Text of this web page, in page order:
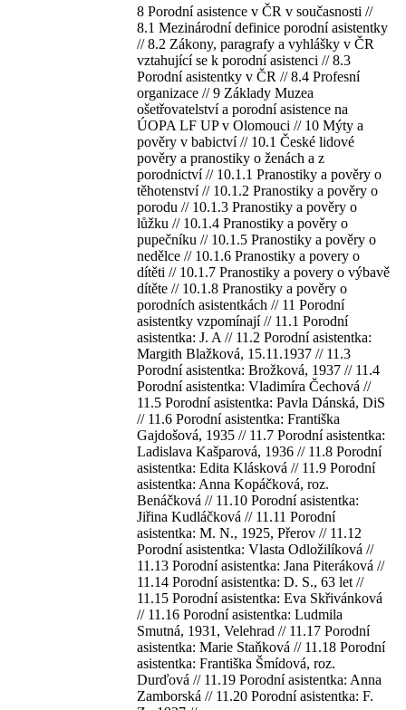
8 Porodní asistence v ČR v současnosti //
8.1 Mezinárodní definice porodní asistentky
// 8.2 Zákony, paragrafy a vyhlášky v ČR
vztahující se k porodní asistenci // 8.3
Porodní asistentky v ČR // 8.4 Profesní
organizace // 9 Základy Muzea
ošetřovatelství a porodní asistence na
ÚOPA LF UP v Olomouci // 10 Mýty a
pověry v babictví // 10.1 České lidové
pověry a pranostiky o ženách a z
porodnictví // 10.1.1 Pranostiky a pověry o
těhotenství // 10.1.2 Pranostiky a pověry o
porodu // 10.1.3 Pranostiky a pověry o
lůžku // 10.1.4 Pranostiky a pověry o
pupečníku // 10.1.5 Pranostiky a pověry o
nedělce // 10.1.6 Pranostiky a povery o
dítěti // 10.1.7 Pranostiky a povery o výbavě
dítěte // 10.1.8 Pranostiky a pověry o
porodních asistentkách // 11 Porodní
asistentky vzpomínají // 11.1 Porodní
asistentka: J. A // 11.2 Porodní asistentka:
Margith Blažková, 15.11.1937 // 11.3
Porodní asistentka: Brožková, 1937 // 11.4
Porodní asistentka: Vladimíra Čechová //
11.5 Porodní asistentka: Pavla Dánská, DiS
// 11.6 Porodní asistentka: Františka
Gajdošová, 1935 // 11.7 Porodní asistentka:
Ladislava Kašparová, 1936 // 11.8 Porodní
asistentka: Edita Klásková // 11.9 Porodní
asistentka: Anna Kopáčková, roz.
Benáčková // 11.10 Porodní asistentka:
Jiřina Kudláčková // 11.11 Porodní
asistentka: M. N., 1925, Přerov // 11.12
Porodní asistentka: Vlasta Odložilíková //
11.13 Porodní asistentka: Jana Piteráková //
11.14 Porodní asistentka: D. S., 63 let //
11.15 Porodní asistentka: Eva Skřivánková
// 11.16 Porodní asistentka: Ludmila
Smutná, 1931, Velehrad // 11.17 Porodní
asistentka: Marie Staňková // 11.18 Porodní
asistentka: Františka Šmídová, roz.
Durďová // 11.19 Porodní asistentka: Anna
Zamborská // 11.20 Porodní asistentka: F.